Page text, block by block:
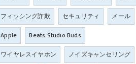
フィッシング詐欺
セキュリティ
メール
Apple
Beats Studio Buds
ワイヤレスイヤホン
ノイズキャンセリング